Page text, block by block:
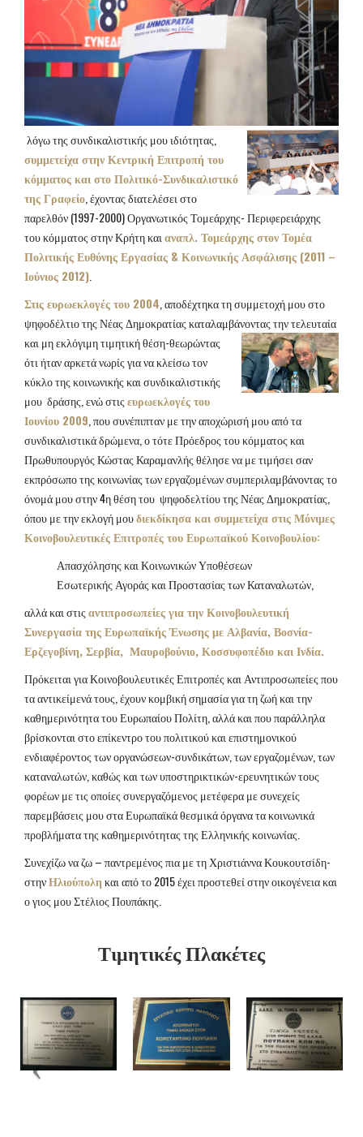
λόγω της συνδικαλιστικής μου ιδιότητας,
συμμετείχα στην Κεντρική Επιτροπή του
κόμματος και στο Πολιτικό-Συνδικαλιστικό
της Γραφείο, έχοντας διατελέσει στο
παρελθόν (1997-2000) Οργανωτικός Τομεάρχης- Περιφερειάρχης
του κόμματος στην Κρήτη καιαναπλ. Τομεάρχης στον Τομέα
Πολιτικής Ευθύνης Εργασίας & Κοινωνικής Ασφάλισης (2011 –
Ιούνιος 2012).
Στις ευρωεκλογές του 2004, αποδέχτηκα τη συμμετοχή μου στο
ψηφοδέλτιο της Νέας Δημοκρατίας καταλαμβάνοντας την τελευταία
και μη εκλόγιμη τιμητική θέση-θεωρώντας
ότι ήταν αρκετά νωρίς για να κλείσω τον
κύκλο της κοινωνικής και συνδικαλιστικής
μου δράσης, ενώ στιςευρωεκλογές του
Ιουνίου 2009, που συνέπιπταν με την αποχώρισή μου από τα
συνδικαλιστικά δρώμενα, ο τότε Πρόεδρος του κόμματος και
Πρωθυπουργός Κώστας Καραμανλής θέλησε να με τιμήσει σαν
εκπρόσωπο της κοινωνίας των εργαζομένων συμπεριλαμβάνοντας το
όνομά μου στην 4η θέση του ψηφοδελτίου της Νέας Δημοκρατίας,
όπου με την εκλογή μουδιεκδίκησα και συμμετείχα στις Μόνιμες
Κοινοβουλευτικές Επιτροπές του Ευρωπαϊκού Κοινοβουλίου:
Απασχόλησης και Κοινωνικών Υποθέσεων
Εσωτερικής Αγοράς και Προστασίας των Καταναλωτών,
αλλά και στιςαντιπροσωπείες για την Κοινοβουλευτική
Συνεργασία της Ευρωπαϊκής Ένωσης με Αλβανία, Βοσνία-
Ερζεγοβίνη, Σερβία, Μαυροβούνιο, Κοσσυφοπέδιο και Ινδία.
Πρόκειται για Κοινοβουλευτικές Επιτροπές και Αντιπροσωπείες που
τα αντικείμενά τους, έχουν κομβικήσημασία για τη ζωή και την
καθημερινότητα του Ευρωπαίου Πολίτη, αλλά και που παράλληλα
βρίσκονται στο επίκεντρο του πολιτικού και επιστημονικού
ενδιαφέροντος των οργανώσεων-συνδικάτων, των εργαζομένων, των
καταναλωτών, καθώς και των υποστηρικτικών-ερευνητικών τους
φορέων με τις οποίες συνεργαζόμενος μετέφερα με συνεχείς
παρεμβάσεις μου στα Ευρωπαϊκά θεσμικά όργανα τα κοινωνικά
προβλήματα της καθημερινότητας της Ελληνικής κοινωνίας.
Συνεχίζω να ζω – παντρεμένος πια με τη Χριστιάννα Κουκουτσίδη-
στηνΗλιούποληκαι από το 2015 έχει προστεθεί στην οικογένεια και
ο γιος μου Στέλιος Πουπάκης.
Τιμητικές Πλακέτες